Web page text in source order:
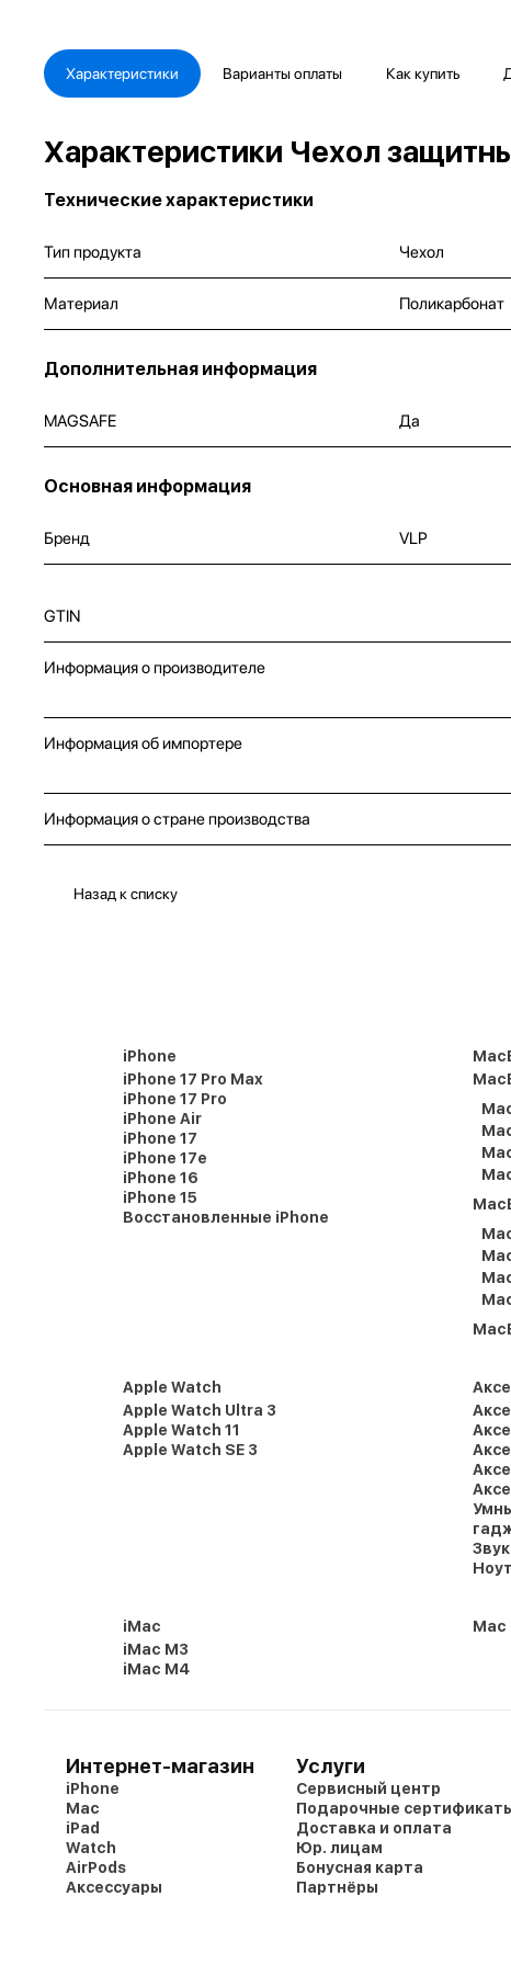
Характеристики Варианты оплаты Как купить
Характеристики Чехол
Технические характеристики
Тип продукта Чехол
Материал Поликарбонат
Дополнительная информация
MAGSAFE Да
Основная информация
Бренд VLP
GTIN
Информация о производителе
Информация об импортере
Информация о стране производства
Назад к списку
iPhone
iPhone 17 Pro Max
iPhone 17 Pro
iPhone Air
iPhone 17
iPhone 17e
iPhone 16
iPhone 15
Восстановленные iPhone
Apple Watch
Apple Watch Ultra 3
Apple Watch 11
Apple Watch SE 3
Звук
iMac
iMac M3
iMac M4
Mac
Интернет-магазин
iPhone
Mac
iPad
Watch
AirPods
Аксессуары
Услуги
Сервисный центр
Подарочные
Доставка и оплата
Юр. лицам
Бонусная карта
Партнёры